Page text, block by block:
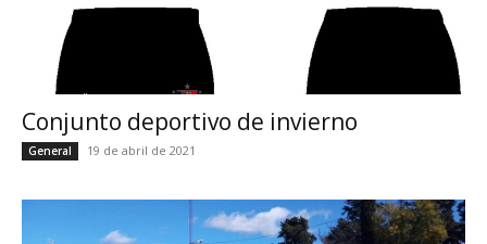
Conjunto deportivo de invierno
General 19 de abril de 2021